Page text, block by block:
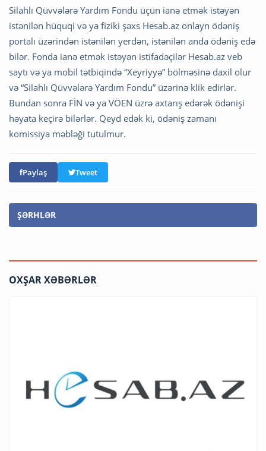
Silahlı Qüvvələrə Yardım Fondu üçün ianə etmək istəyən
istənilən hüquqi və ya fiziki şəxs Hesab.az onlayn ödəniş
portalı üzərindən istənilən yerdən, istənilən anda ödəniş edə
bilər. Fonda ianə etmək istəyən istifadəçilər Hesab.az veb
saytı və ya mobil tətbiqində “Xeyriyyə” bölməsinə daxil olur
və “Silahlı Qüvvələrə Yardım Fondu” üzərinə klik edirlər.
Bundan sonra FİN və ya VÖEN üzrə axtarış edərək ödənişi
həyata keçirə bilərlər. Qeyd edək ki, ödəniş zamanı
komissiya məbləği tutulmur.
Paylaş Tweet
ŞƏRHLƏR
OXŞAR XƏBƏRLƏR